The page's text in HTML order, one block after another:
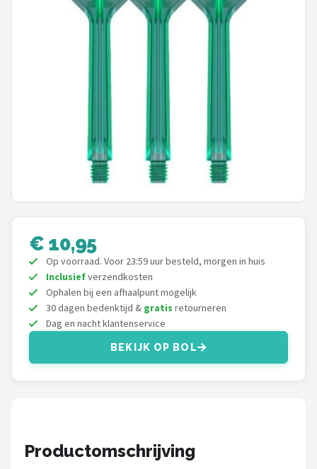
POPULAIRE MERKEN
Harrows
KOTO
Unicorn
Alle merken →
€ 10,95
Op voorraad. Voor 23:59 uur besteld, morgen in huis
Inclusiefverzendkosten
Ophalen bij een afhaalpunt mogelijk
30 dagen bedenktijd & gratis retourneren
Dag en nacht klantenservice
BEKIJK OP BOL
Productomschrijving